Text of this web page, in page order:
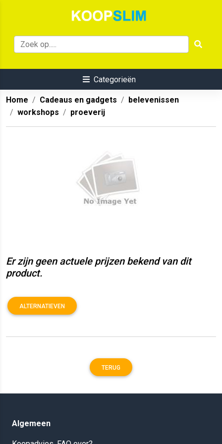
Categorieën
Home Cadeaus en gadgets
belevenissen
workshops
proeverij
Er zijn geen actuele prijzen bekend van dit
product.
ALTERNATIEVEN
TERUG
Algemeen